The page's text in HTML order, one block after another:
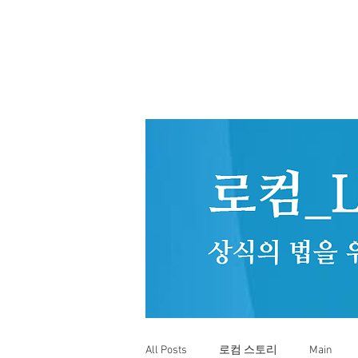
All Posts 로컴 스토리 Main